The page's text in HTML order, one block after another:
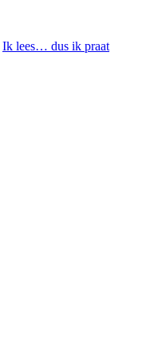
Ik lees… dus ik praat